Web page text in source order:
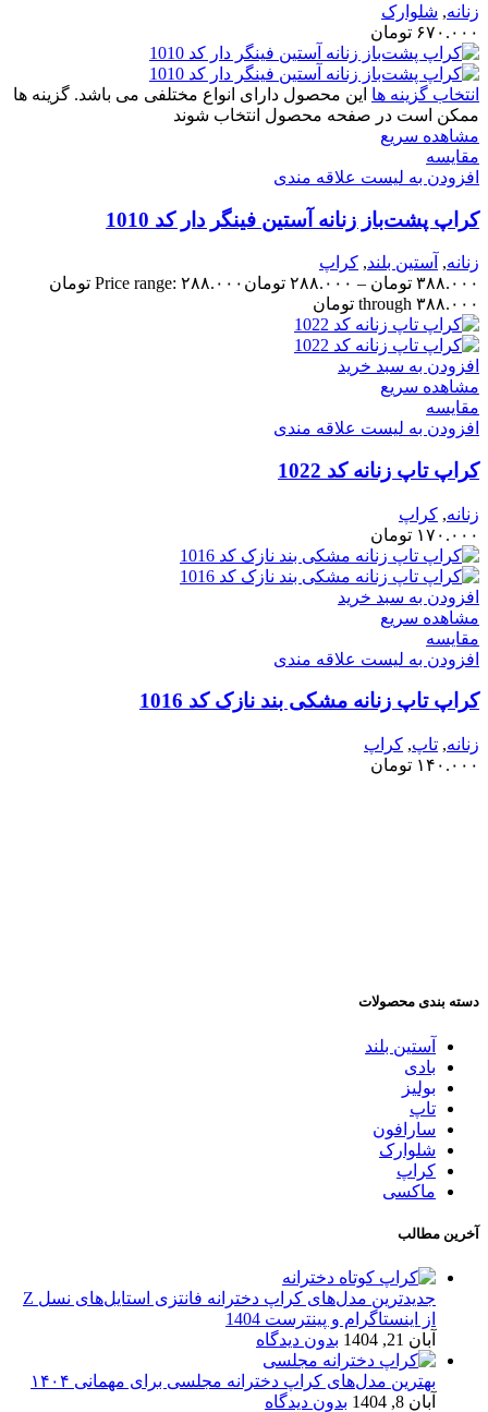
زنانه, شلوارک
۶۷۰.۰۰۰ تومان
انتخاب گزینه ها این محصول دارای انواع مختلفی می باشد. گزینه ها
ممکن است در صفحه محصول انتخاب شوند
مشاهده سریع
مقایسه
افزودن به لیست علاقه مندی
کراپ پشت‌باز زنانه آستین فینگر دار کد 1010
زنانه, آستین بلند, کراپ
۳۸۸.۰۰۰ تومان – ۲۸۸.۰۰۰ تومان
Price range: ۲۸۸.۰۰۰ تومان
through ۳۸۸.۰۰۰ تومان
افزودن به سبد خرید
مشاهده سریع
مقایسه
افزودن به لیست علاقه مندی
کراپ تاپ زنانه کد 1022
زنانه, کراپ
۱۷۰.۰۰۰ تومان
افزودن به سبد خرید
مشاهده سریع
مقایسه
افزودن به لیست علاقه مندی
کراپ تاپ زنانه مشکی بند نازک کد 1016
زنانه, تاپ, کراپ
۱۴۰.۰۰۰ تومان
دسته بندی محصولات
آستین بلند
بادی
بولیز
تاپ
سارافون
شلوارک
کراپ
ماکسی
آخرین مطالب
جدیدترین مدل‌های کراپ دخترانه فانتزی استایل‌های نسل Z
از اینستاگرام و پینترست 1404
آبان 21, 1404
بدون دیدگاه
بهترین مدل‌های کراپ دخترانه مجلسی برای مهمانی ۱۴۰۴
آبان 8, 1404
بدون دیدگاه